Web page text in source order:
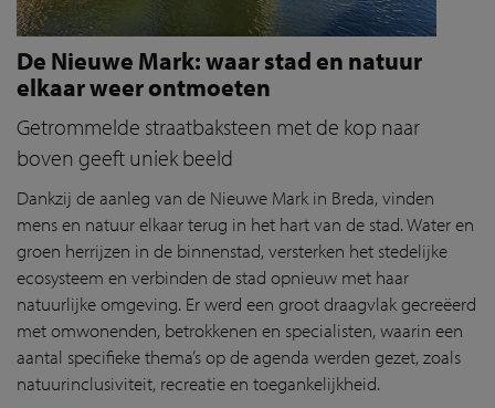
De Nieuwe Mark: waar stad en natuur
elkaar weer ontmoeten
Getrommelde straatbaksteen met de kop naar
boven geeft uniek beeld
Dankzij de aanleg van de Nieuwe Mark in Breda, vinden
mens en natuur elkaar terug in het hart van de stad. Water en
groen herrijzen in de binnenstad, versterken het stedelijke
ecosysteem en verbinden de stad opnieuw met haar
natuurlijke omgeving. Er werd een groot draagvlak gecreëerd
met omwonenden, betrokkenen en specialisten, waarin een
aantal specifieke thema’s op de agenda werden gezet, zoals
natuurinclusiviteit, recreatie en toegankelijkheid.